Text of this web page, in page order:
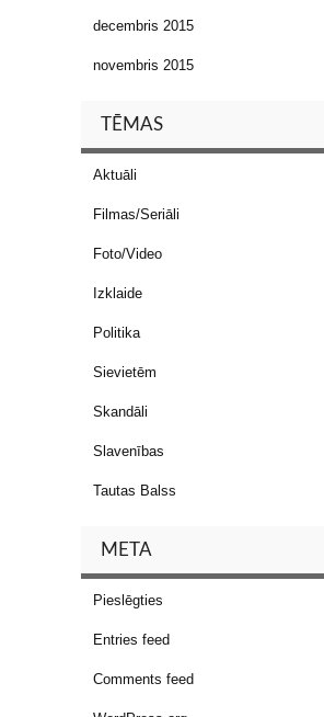
decembris 2015
novembris 2015
TĒMAS
Aktuāli
Filmas/Seriāli
Foto/Video
Izklaide
Politika
Sievietēm
Skandāli
Slavenības
Tautas Balss
META
Pieslēgties
Entries feed
Comments feed